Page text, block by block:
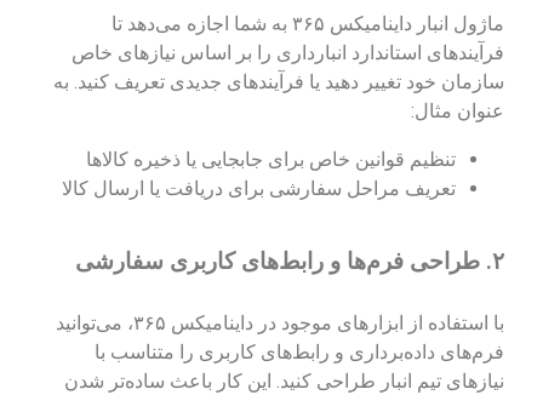
ماژول انبار داینامیکس ۳۶۵ به شما اجازه می‌دهد تا
فرآیندهای استاندارد انبارداری را بر اساس نیازهای خاص
سازمان خود تغییر دهید یا فرآیندهای جدیدی تعریف کنید. به
عنوان مثال:
تنظیم قوانین خاص برای جابجایی یا ذخیره کالاها
تعریف مراحل سفارشی برای دریافت یا ارسال کالا
۲. طراحی فرم‌ها و رابط‌های کاربری سفارشی
با استفاده از ابزارهای موجود در داینامیکس ۳۶۵، می‌توانید
فرم‌های داده‌برداری و رابط‌های کاربری را متناسب با
نیازهای تیم انبار طراحی کنید. این کار باعث ساده‌تر شدن